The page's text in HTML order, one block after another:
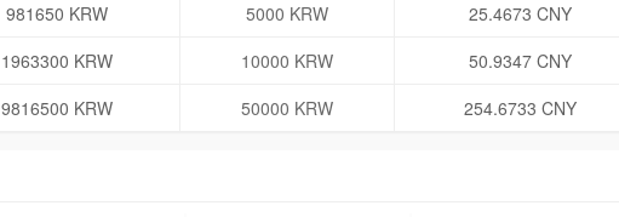
981650 KRW 5000 KRW
25.4673 CNY
1963300 KRW 10000 KRW
50.9347 CNY
9816500 KRW 50000 KRW 254.6733 CNY